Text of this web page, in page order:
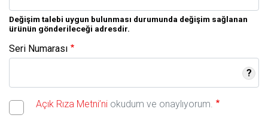
Değişim talebi uygun bulunması durumunda değişim sağlanan
ürünün gönderileceği adresdir.
Seri Numarası
?
Açık Rıza Metni’ni okudum ve onaylıyorum.